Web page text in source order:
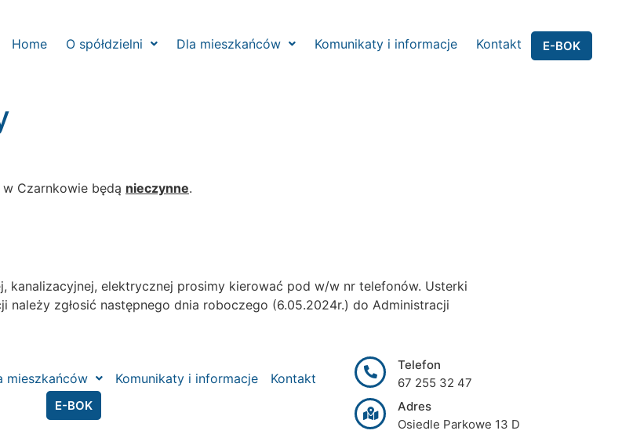
Home O spółdzielni Dla mieszkańców Komunikaty i informacje Kontakt E-BOK
Czarnkowie będą nieczynne.
kanalizacyjnej, elektrycznej prosimy kierować pod w/w nr telefonów. Usterki
należy zgłosić następnego dnia roboczego (6.05.2024r.) do Administracji
mieszkańców Komunikaty i informacje Kontakt
E-BOK
Telefon
67 255 32 47
Adres
Osiedle Parkowe 13 D